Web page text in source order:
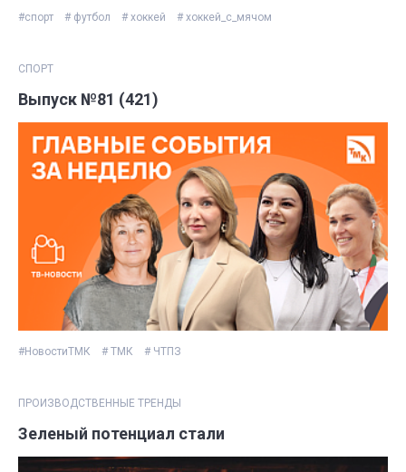
#спорт # футбол # хоккей # хоккей_с_мячом
СПОРТ
Выпуск №81 (421)
#НовостиТМК # ТМК # ЧТПЗ
ПРОИЗВОДСТВЕННЫЕ ТРЕНДЫ
Зеленый потенциал стали